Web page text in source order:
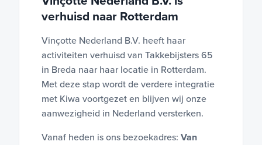
verhuisd naar Rotterdam
Vinçotte Nederland B.V. heeft haar
activiteiten verhuisd van Takkebijsters 65
in Breda naar haar locatie in Rotterdam.
Met deze stap wordt de verdere integratie
met Kiwa voortgezet en blijven wij onze
aanwezigheid in Nederland versterken.
Vanaf heden is ons bezoekadres: Van